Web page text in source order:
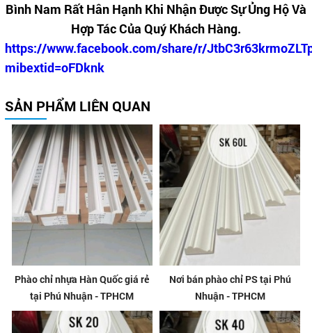
Bình Nam Rất Hân Hạnh Khi Nhận Được Sự Ủng Hộ Và
Hợp Tác Của Quý Khách Hàng.
https://www.facebook.com/share/r/
mibextid=oFDknk
SẢN PHẨM LIÊN QUAN
Phào chỉ nhựa Hàn Quốc giá rẻ
tại Phú Nhuận - TPHCM
Nơi bán phào chỉ PS tại Phú
Nhuận - TPHCM